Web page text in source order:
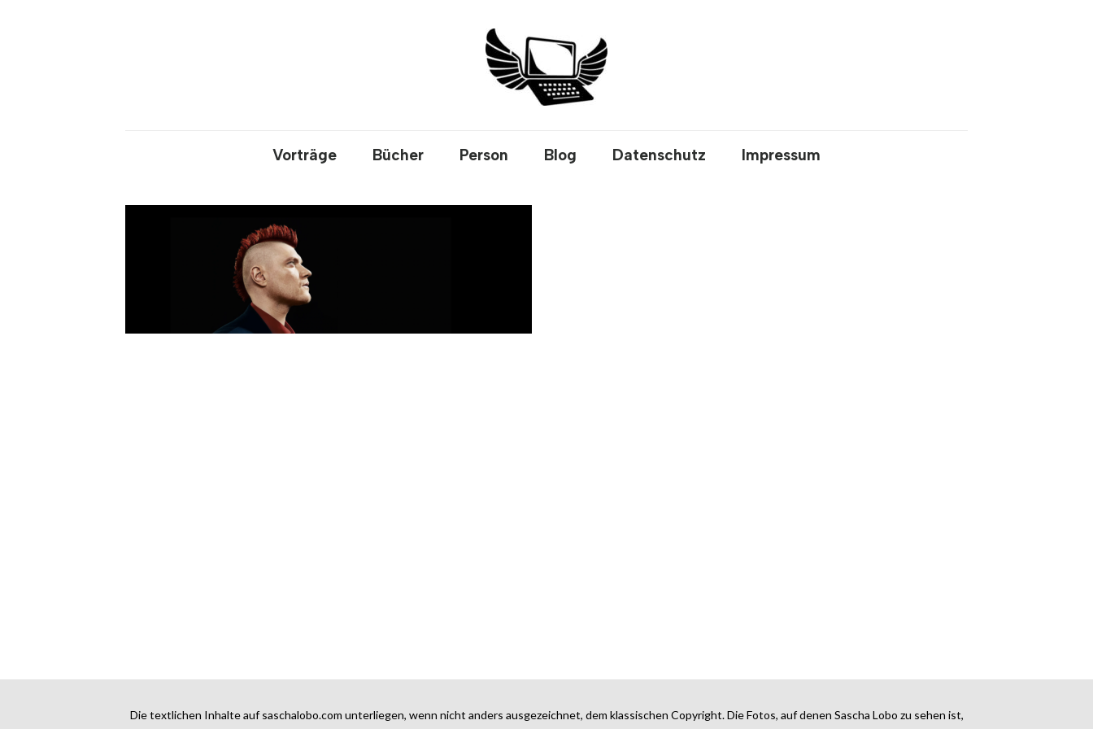
Vorträge Bücher Person Blog Datenschutz Impressum
Die textlichen Inhalte auf saschalobo.com unterliegen, wenn nicht anders ausgezeichnet, dem klassischen Copyright. Die Fotos, auf denen Sascha Lobo zu sehen ist,